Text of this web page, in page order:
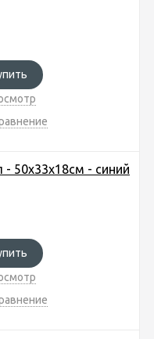
- 50х33х18см - синий